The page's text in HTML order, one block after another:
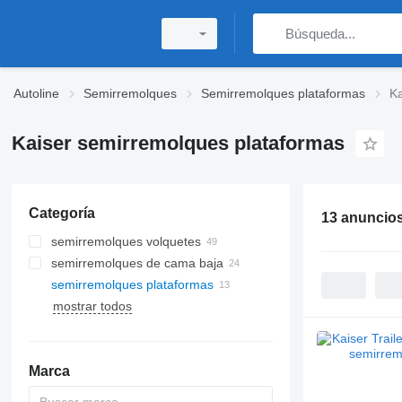
Autoline Semirremolques Semirremolques plataformas
Kaiser semirremolques plataformas
Categoría
semirremolques volquetes
semirremolques de cama baja
semirremolques plataformas
mostrar todos
Marca
13